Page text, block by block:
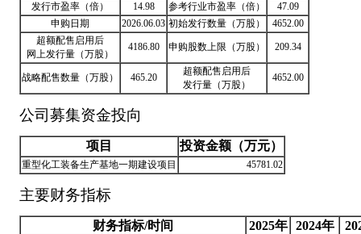
发行市盈率（倍）
14.98 参考行业市盈率（倍）
47.09
申购日期
2026.06.03 初始发行数量（万股）
4652.00
超额配售启用后
网上发行量（万股）
4186.80 申购股数上限（万股） 209.34
战略配售数量（万股） 465.20
超额配售启用后
发行量（万股）
4652.00
公司募集资金投向
项目 投资金额（万元）
重型化工装备生产基地一期建设项目 45781.02
主要财务指标
财务指标/时间 2025年 2024年